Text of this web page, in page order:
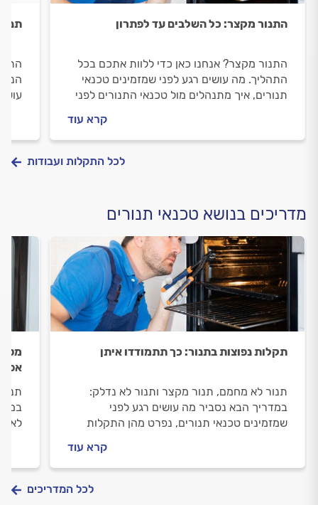
התנור מקצר: כל השלבים עד לפתרון
התנור מקצר? אנחנו כאן כדי ללוות אתכם בכל
התהליך. מה עושים רגע לפני שמזמינים טכנאי
תנורים, איך מתנהלים מול טכנאי התנורים לפני
קרא עוד
לכל התקלות ועבודות
מדריכים בנושא טכנאי תנורים
תקלות נפוצות בתנור: כך תתמודדו איתן
תנור לא מחמם, תנור מקצר ותנור לא נדלק:
במדריך הבא נסביר מה עושים רגע לפני
שמזמינים טכנאי תנורים, נפרט מהן התקלות
קרא עוד
לכל המדריכים